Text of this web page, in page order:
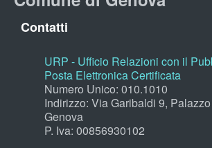
Contatti
URP - Ufficio Relazioni con il
Posta Elettronica Certificata
Numero Unico: 010.1010
Indirizzo: Via Garibaldi 9,
Genova
P. Iva: 00856930102